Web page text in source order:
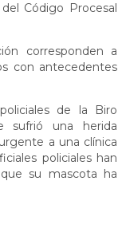
Código Procesal
corresponden a
con antecedentes
de la Biro
sufrió una herida
a una clínica
policiales han
su mascota ha